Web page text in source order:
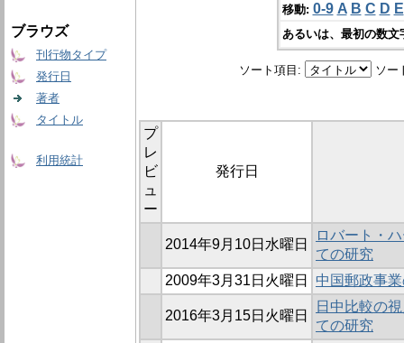
ブラウズ
刊行物タイプ
発行日
著者
タイトル
利用統計
移動: 0-9 A B C D E
あるいは、最初の数
ソート項目: ソー
プ
レ
ビ
ュ
ー
発行日
2014年9月10日水曜日
ロバート・
ての研究
2009年3月31日火曜日
中国郵政事
2016年3月15日火曜日
日中比較の
ての研究